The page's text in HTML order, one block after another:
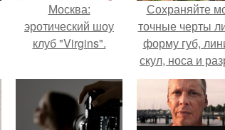
Москва:
эротический шоу
клуб "Virgins".
Сохраняйте
точные черты
форму губ,
скул, носа и
глаз.